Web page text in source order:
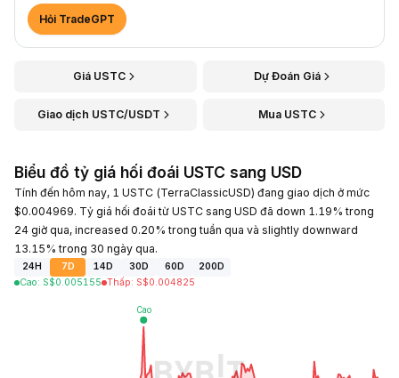
Hỏi TradeGPT
Giá USTC Dự Đoán Giá
Giao dịch USTC/USDT Mua USTC
Biểu đồ tỷ giá hối đoái USTC sang USD
Tính đến hôm nay, 1 USTC (TerraClassicUSD) đang giao dịch ở mức
$0.004969. Tỷ giá hối đoái từ USTC sang USD đã down 1.19% trong
24 giờ qua, increased 0.20% trong tuần qua và slightly downward
13.15% trong 30 ngày qua.
24H 7D 14D 30D 60D
200D
Cao: S$0.005155 Thấp: S$0.004825